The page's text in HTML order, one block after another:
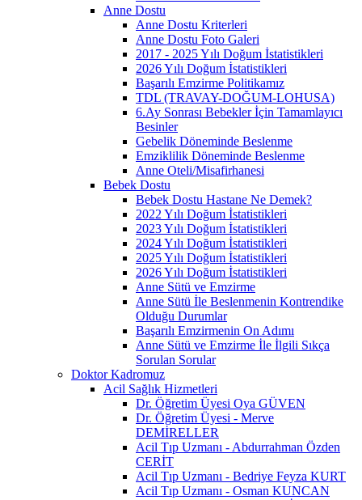
Anne Dostu
Anne Dostu Kriterleri
Anne Dostu Foto Galeri
2017 - 2025 Yılı Doğum İstatistikleri
2026 Yılı Doğum İstatistikleri
Başarılı Emzirme Politikamız
TDL (TRAVAY-DOĞUM-LOHUSA)
6.Ay Sonrası Bebekler İçin Tamamlayıcı
Besinler
Gebelik Döneminde Beslenme
Emziklilik Döneminde Beslenme
Anne Oteli/Misafirhanesi
Bebek Dostu
Bebek Dostu Hastane Ne Demek?
2022 Yılı Doğum İstatistikleri
2023 Yılı Doğum İstatistikleri
2024 Yılı Doğum İstatistikleri
2025 Yılı Doğum İstatistikleri
2026 Yılı Doğum İstatistikleri
Anne Sütü ve Emzirme
Anne Sütü İle Beslenmenin Kontrendike
Olduğu Durumlar
Başarılı Emzirmenin On Adımı
Anne Sütü ve Emzirme İle İlgili Sıkça
Sorulan Sorular
Doktor Kadromuz
Acil Sağlık Hizmetleri
Dr. Öğretim Üyesi Oya GÜVEN
Dr. Öğretim Üyesi - Merve
DEMİRELLER
Acil Tıp Uzmanı - Abdurrahman Özden
CERİT
Acil Tıp Uzmanı - Bedriye Feyza KURT
Acil Tıp Uzmanı - Osman KUNCAN